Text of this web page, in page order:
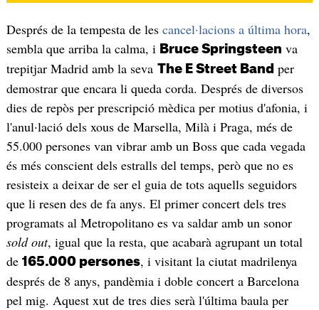
Després de la tempesta de les cancel·lacions a última hora,
sembla que arriba la calma, i Bruce Springsteen va
trepitjar Madrid amb la seva The E Street Band per
demostrar que encara li queda corda. Després de diversos
dies de repòs per prescripció mèdica per motius d'afonia, i
l'anul·lació dels xous de Marsella, Milà i Praga, més de
55.000 persones van vibrar amb un Boss que cada vegada
és més conscient dels estralls del temps, però que no es
resisteix a deixar de ser el guia de tots aquells seguidors
que li resen des de fa anys. El primer concert dels tres
programats al Metropolitano es va saldar amb un sonor
sold out, igual que la resta, que acabarà agrupant un total
de 165.000 persones, i visitant la ciutat madrilenya
després de 8 anys, pandèmia i doble concert a Barcelona
pel mig. Aquest xut de tres dies serà l'última baula per